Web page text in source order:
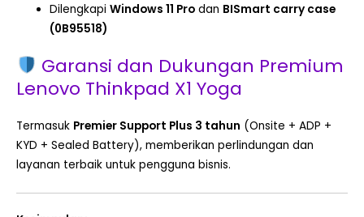
DilengkapiWindows 11 Pro dan BISmart carry case
(0B95518)
Garansi dan Dukungan Premium
Lenovo Thinkpad X1 Yoga
Termasuk Premier Support Plus 3 tahun (Onsite + ADP +
KYD + Sealed Battery), memberikan perlindungan dan
layanan terbaik untuk pengguna bisnis.